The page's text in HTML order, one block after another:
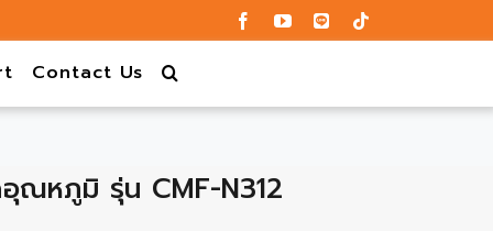
Contact Us
อุณหภูมิ รุ่น CMF-N312